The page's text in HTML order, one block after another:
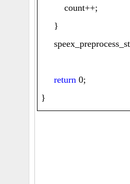
count++;
}
return 0;
}